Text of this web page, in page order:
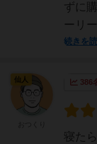
ずに
ーリ
続きを
386
寝た
仙人